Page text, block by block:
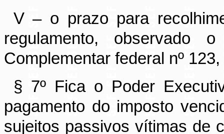
V – o prazo para
regulamento,
Complementar federal nº
§ 7º Fica o Poder
pagamento do imposto
sujeitos passivos vítimas de